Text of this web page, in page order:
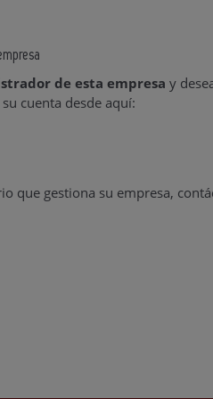
de esta empresa y
cuenta desde aquí:
que gestiona su empresa,